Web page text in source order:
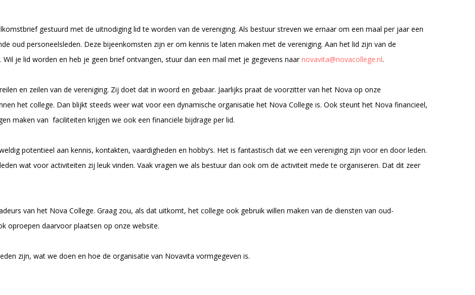
gestuurd met de uitnodiging lid te worden van de vereniging. Als bestuur streven we ernaar om een maal per jaar een
oud personeelsleden. Deze bijeenkomsten zijn er om kennis te laten maken met de vereniging. Aan het lid zijn van de
je lid worden en heb je geen brief ontvangen, stuur dan een mail met je gegevens naarnovavita@novacollege.nl.
en zeilen van de vereniging. Zij doet dat in woord en gebaar. Jaarlijks praat de voorzitter van het Nova op onze
het college. Dan blijkt steeds weer wat voor een dynamische organisatie het Nova College is. Ook steunt het Nova financieel,
maken van faciliteiten krijgen we ook een financiële bijdrage per lid.
potentieel aan kennis, kontakten, vaardigheden en hobby’s. Het is fantastisch dat we een vereniging zijn voor en door leden.
wat voor activiteiten zij leuk vinden. Vaak vragen we als bestuur dan ook om de activiteit mede te organiseren. Dat dit zeer
van het Nova College. Graag zou, als dat uitkomt, het college ook gebruik willen maken van de diensten van oud-
oproepen daarvoor plaatsen op onze website.
zijn, wat we doen en hoe de organisatie van Novavita vormgegeven is.